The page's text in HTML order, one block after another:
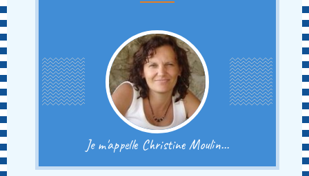
Je m'appelle Christine Moulin...